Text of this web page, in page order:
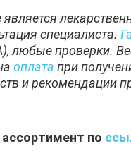
специалиста.
любые проверки.
оплата при
и рекомендации
по